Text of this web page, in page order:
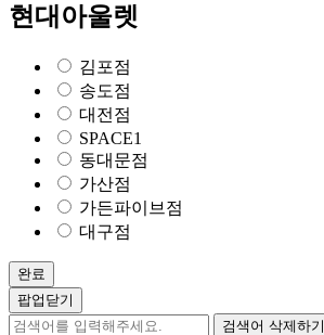
현대아울렛
김포점
송도점
대전점
SPACE1
동대문점
가산점
가든파이브점
대구점
완료
팝업닫기
검색어 삭제하기